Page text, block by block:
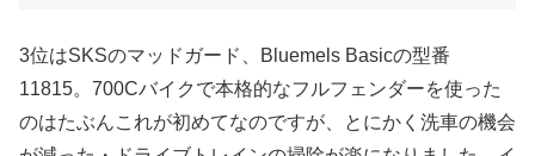
3位はSKSのマッドガード、Bluemels Basicの型番
11815。700Cバイクで本格的なフルフェンダーを使った
のはたぶんこれが初めてなのですが、とにかく洗車の機会